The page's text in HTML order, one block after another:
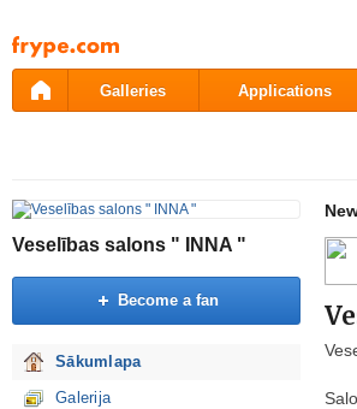
Pāriet
uz
saturu
Galleries Applications
Veselības salons " INNA "
Become a fan
Sākumlapa
Galerija